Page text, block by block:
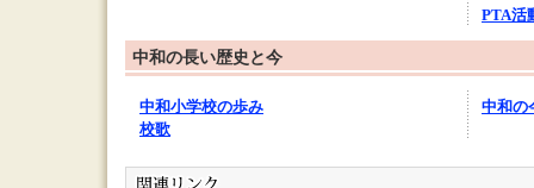
PTA活
中和の長い歴史と今
中和小学校の歩み
校歌
中和の